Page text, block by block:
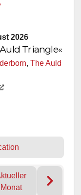
2026
Triangle«
, The Auld
Monat